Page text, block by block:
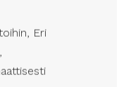
Eri
ja